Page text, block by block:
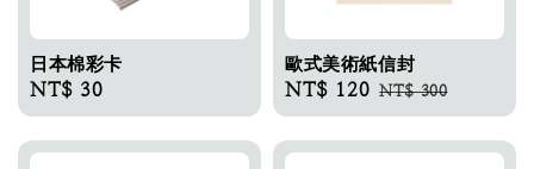
日本棉彩卡​
Regular
price
NT$ 30
歐式美術紙信封
Sale
price
NT$ 120 Regular
price
NT$ 300